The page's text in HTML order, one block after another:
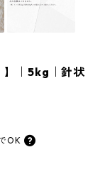
】｜5kg｜針状
OK